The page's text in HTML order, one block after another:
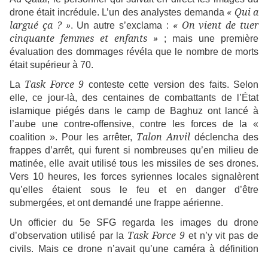
drone était incrédule. L’un des analystes demanda « Qui a
largué ça ? ». Un autre s’exclama : « On vient de tuer
cinquante femmes et enfants » ; mais une première
évaluation des dommages révéla que le nombre de morts
était supérieur à 70.
La Task Force 9 conteste cette version des faits. Selon
elle, ce jour-là, des centaines de combattants de l’État
islamique piégés dans le camp de Baghuz ont lancé à
l’aube une contre-offensive, contre les forces de la «
coalition ». Pour les arrêter, Talon Anvil déclencha des
frappes d’arrêt, qui furent si nombreuses qu’en milieu de
matinée, elle avait utilisé tous les missiles de ses drones.
Vers 10 heures, les forces syriennes locales signalèrent
qu’elles étaient sous le feu et en danger d’être
submergées, et ont demandé une frappe aérienne.
Un officier du 5e SFG regarda les images du drone
d’observation utilisé par la Task Force 9et n’y vit pas de
civils. Mais ce drone n’avait qu’une caméra à définition